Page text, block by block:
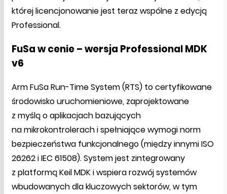
której licencjonowanie jest teraz wspólne z edycją
Professional.
FuSa w cenie – wersja Professional MDK
v6
Arm FuSa Run-Time System (RTS) to certyfikowane
środowisko uruchomieniowe, zaprojektowane
z myślą o aplikacjach bazujących
na mikrokontrolerach i spełniające wymogi norm
bezpieczeństwa funkcjonalnego (między innymi ISO
26262 i IEC 61508). System jest zintegrowany
z platformą Keil MDK i wspiera rozwój systemów
wbudowanych dla kluczowych sektorów, w tym